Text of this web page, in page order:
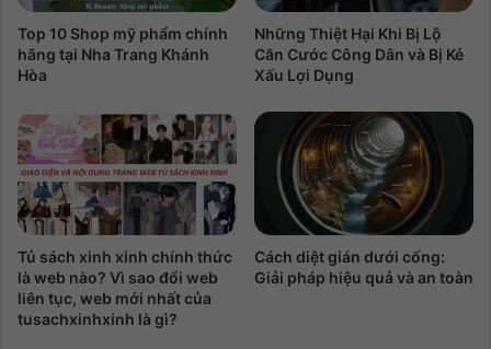
Top 10 Shop mỹ phẩm chính
hãng tại Nha Trang Khánh
Hòa
Những Thiệt Hại Khi Bị Lộ
Căn Cước Công Dân và Bị Kẻ
Xấu Lợi Dụng
Tủ sách xinh xinh chính thức
là web nào? Vì sao đổi web
liên tục, web mới nhất của
tusachxinhxinh là gì?
Cách diệt gián dưới cống:
Giải pháp hiệu quả và an toàn